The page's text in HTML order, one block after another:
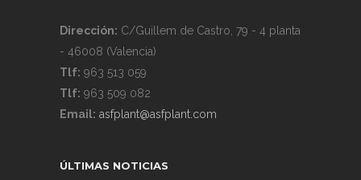
Dirección: C/Guillem de Castro, 79 - 4 planta
- 46008 (Valencia)
Tlf: 963 513 059
Tlf: 963 509 082
Email: asfplant@asfplant.com
ÚLTIMAS NOTICIAS